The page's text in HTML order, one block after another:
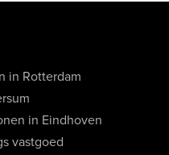
in Rotterdam
in Eindhoven
vastgoed